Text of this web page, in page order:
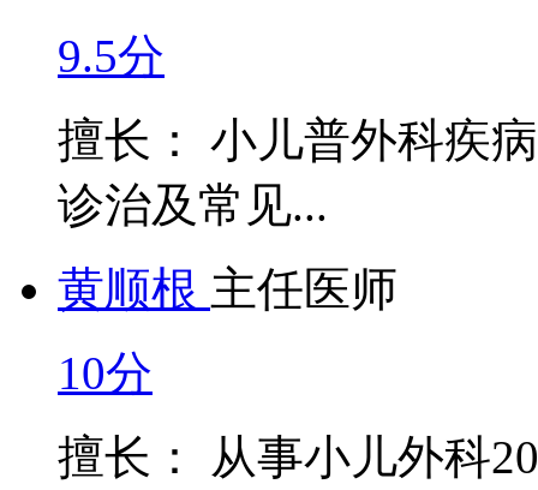
9.5分
擅长： 小儿普外科疾
诊治及常见...
黄顺根 主任医师
10分
擅长： 从事小儿外科